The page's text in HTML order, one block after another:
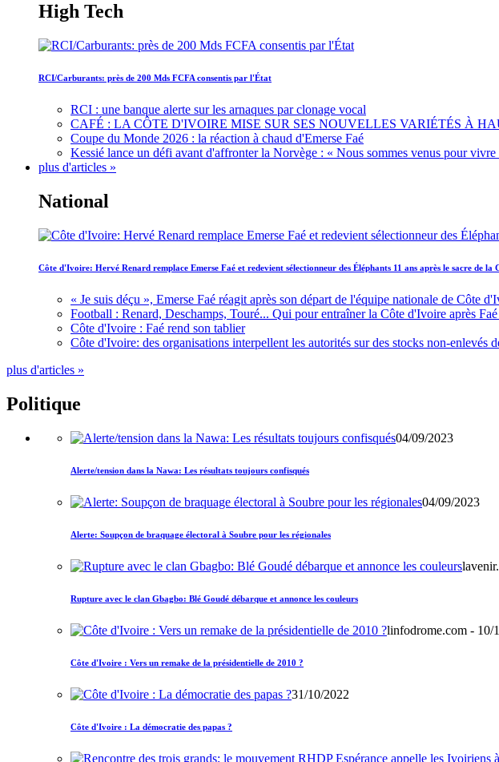
High Tech
RCI/Carburants: près de 200 Mds FCFA consentis par l'État
RCI : une banque alerte sur les arnaques par clonage vocal
CAFÉ : LA CÔTE D'IVOIRE MISE SUR SES NOUVELLES VARIÉTÉS À
Coupe du Monde 2026 : la réaction à chaud d'Emerse Faé
Kessié lance un défi avant d'affronter la Norvège : « Nous sommes venus pour
plus d'articles »
National
Côte d'Ivoire: Hervé Renard remplace Emerse Faé et redevient sélectionneur des Éléphants 11 ans après le sacre de la
« Je suis déçu », Emerse Faé réagit après son départ de l'équipe nationale de Côte
Football : Renard, Deschamps, Touré... Qui pour entraîner la Côte d'Ivoire après Faé
Côte d'Ivoire : Faé rend son tablier
Côte d'Ivoire: des organisations interpellent les autorités sur des stocks non-enlevés
plus d'articles »
Politique
04/09/2023
Alerte/tension dans la Nawa: Les résultats toujours confisqués
04/09/2023
Alerte: Soupçon de braquage électoral à Soubre pour les régionales
Rupture avec le clan Gbagbo: Blé Goudé débarque et annonce les couleurs
linfodrome.com - 10/
Côte d'Ivoire : Vers un remake de la présidentielle de 2010 ?
31/10/2022
Côte d'Ivoire : La démocratie des papas ?